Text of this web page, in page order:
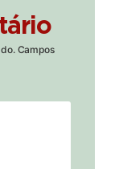
Campos